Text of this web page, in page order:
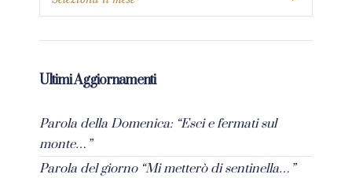
Ultimi Aggiornamenti
Parola della Domenica: “Esci e fermati sul
monte…”
Parola del giorno “Mi metterò di sentinella…”